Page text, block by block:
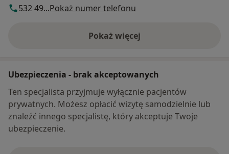
532 49...Pokaż numer telefonu
Pokaż więcej
o adresie
Ubezpieczenia - brak akceptowanych
Ten specjalista przyjmuje wyłącznie pacjentów
prywatnych. Możesz opłacić wizytę samodzielnie lub
znaleźć innego specjalistę, który akceptuje Twoje
ubezpieczenie.